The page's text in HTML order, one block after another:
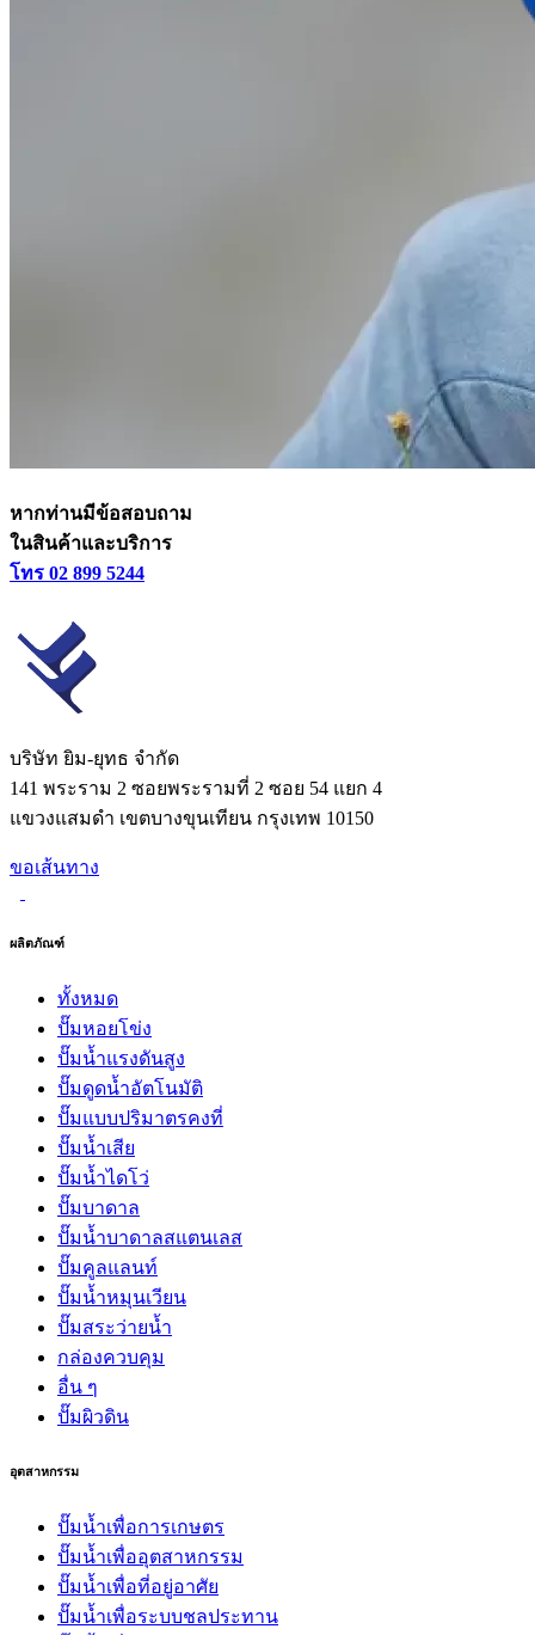
หากท่านมีข้อสอบถาม
ในสินค้าและบริการ
โทร 02 899 5244
บริษัท ยิม-ยุทธ จํากัด
141 พระราม 2 ซอยพระรามที่ 2 ซอย 54 แยก 4
แขวงแสมดำ เขตบางขุนเทียน กรุงเทพ 10150
ขอเส้นทาง
ผลิตภัณฑ์
ทั้งหมด
ปั๊มหอยโข่ง
ปั๊มน้ำแรงดันสูง
ปั๊มดูดน้ำอัตโนมัติ
ปั๊มแบบปริมาตรคงที่
ปั๊มน้ำเสีย
ปั๊มน้ำไดโว่
ปั๊มบาดาล
ปั๊มน้ำบาดาลสแตนเลส
ปั๊มคูลแลนท์
ปั๊มน้ำหมุนเวียน
ปั๊มสระว่ายน้ำ
กล่องควบคุม
อื่น ๆ
ปั๊มผิวดิน
อุตสาหกรรม
ปั๊มน้ำเพื่อการเกษตร
ปั๊มน้ำเพื่ออุตสาหกรรม
ปั๊มน้ำเพื่อที่อยู่อาศัย
ปั๊มน้ำเพื่อระบบชลประทาน